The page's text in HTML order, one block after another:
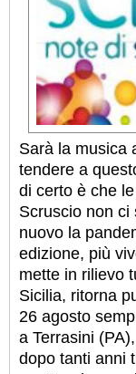
Sarà la musica
tendere a
di certo è che
Scruscio non ci
nuovo la
edizione, più
mette in rilievo
Sicilia, ritorna
26 agosto
a Terrasini
dopo tanti anni